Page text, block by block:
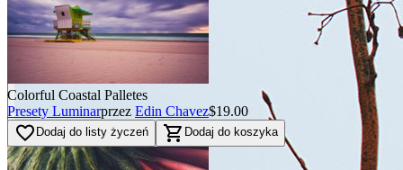
Colorful Coastal Palletes
Presety Luminarprzez Edin Chavez$19.00
favorite_border Dodaj do listy życzeń shopping_cart Dodaj do koszyka